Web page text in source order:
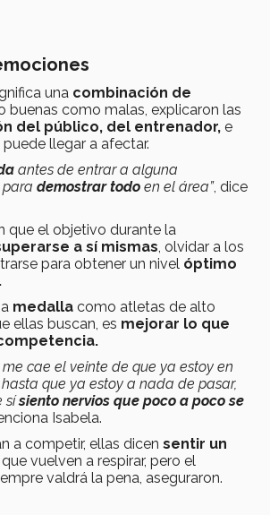
una combinación de
buenas como malas, explicaron las
del público, del entrenador, e
puede llegar a afectar.
antes de entrar a alguna
para demostrar todo en el área”, dice
que el objetivo durante la
a sí mismas, olvidar a los
para obtener un nivel óptimo
medalla como atletas de alto
ellas buscan, es mejorar lo que
me cae el veinte de que ya estoy en
que ya estoy a nada de pasar,
sísiento nervios que poco a poco se
Isabela.
a competir, ellas dicen sentir un
vuelven a respirar, pero el
valdrá la pena, aseguraron.